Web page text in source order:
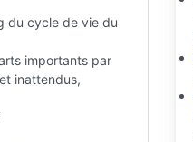
du cycle de vie du
importants par
inattendus,